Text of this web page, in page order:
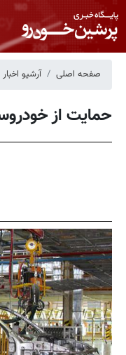
صفحه اصلی آرشیو اخبار
حمایت از